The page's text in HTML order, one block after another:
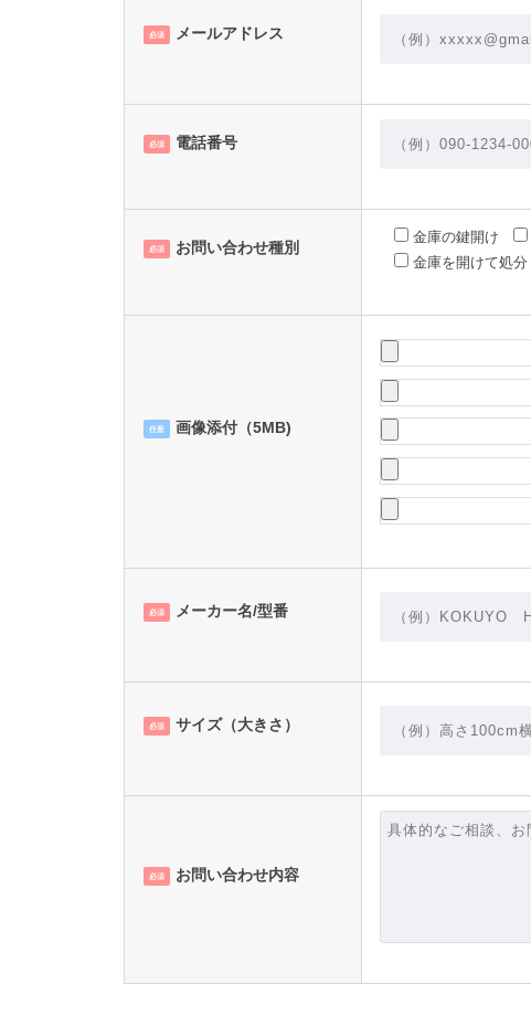
必須 メールアドレス
必須 電話番号
必須 お問い合わせ種別
金庫の鍵開け
金庫を開けて処分
任意 画像添付（5MB)
必須 メーカー名/型番
必須 サイズ（大きさ）
必須 お問い合わせ内容